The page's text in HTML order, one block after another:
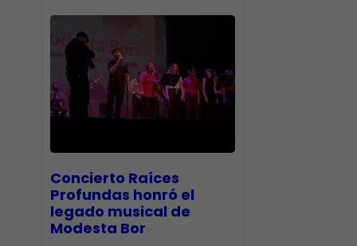
​Concierto Raíces
Profundas honró el
legado musical de
Modesta Bor